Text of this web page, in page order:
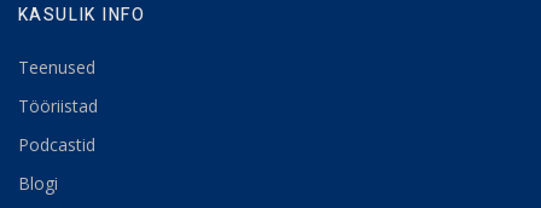
KASULIK INFO
Teenused
Tööriistad
Podcastid
Blogi